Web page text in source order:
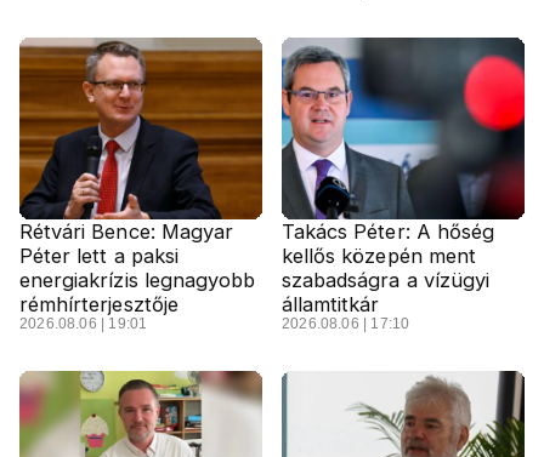
Rétvári Bence: Magyar
Péter lett a paksi
energiakrízis legnagyobb
rémhírterjesztője
2026.08.06 | 19:01
Takács Péter: A hőség
kellős közepén ment
szabadságra a vízügyi
államtitkár
2026.08.06 | 17:10